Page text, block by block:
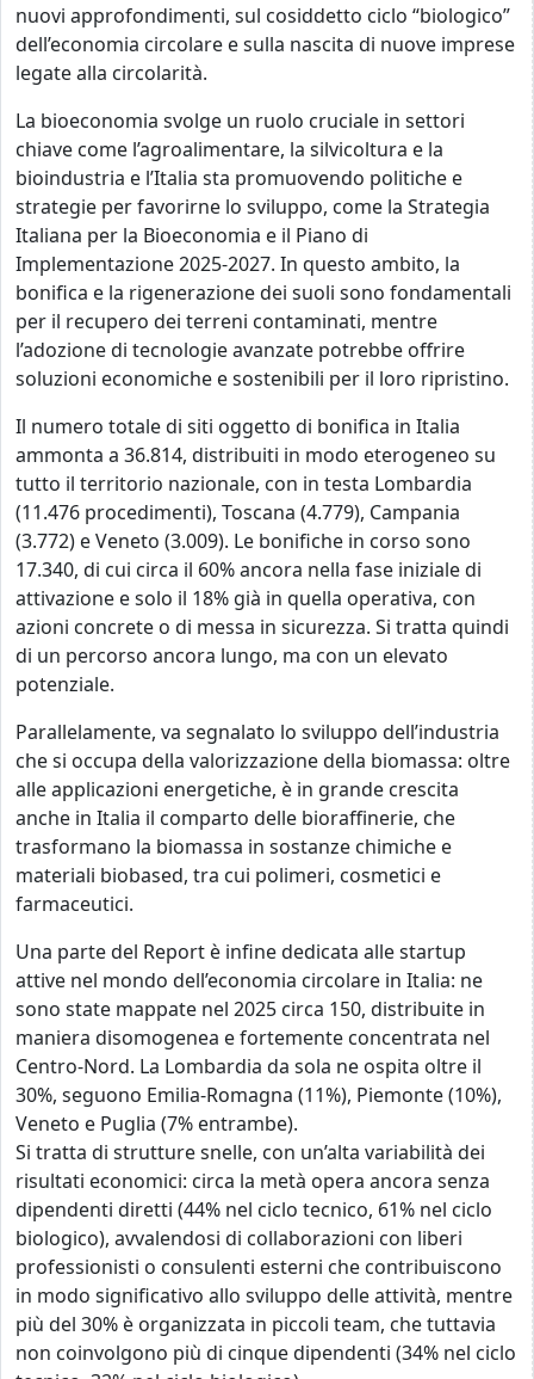
nuovi approfondimenti, sul cosiddetto ciclo “biologico”
dell’economia circolare e sulla nascita di nuove imprese
legate alla circolarità.
La bioeconomia svolge un ruolo cruciale in settori
chiave come l’agroalimentare, la silvicoltura e la
bioindustria e l’Italia sta promuovendo politiche e
strategie per favorirne lo sviluppo, come la Strategia
Italiana per la Bioeconomia e il Piano di
Implementazione 2025-2027. In questo ambito, la
bonifica e la rigenerazione dei suoli sono fondamentali
per il recupero dei terreni contaminati, mentre
l’adozione di tecnologie avanzate potrebbe offrire
soluzioni economiche e sostenibili per il loro ripristino.
Il numero totale di siti oggetto di bonifica in Italia
ammonta a 36.814, distribuiti in modo eterogeneo su
tutto il territorio nazionale, con in testa Lombardia
(11.476 procedimenti), Toscana (4.779), Campania
(3.772) e Veneto (3.009). Le bonifiche in corso sono
17.340, di cui circa il 60% ancora nella fase iniziale di
attivazione e solo il 18% già in quella operativa, con
azioni concrete o di messa in sicurezza. Si tratta quindi
di un percorso ancora lungo, ma con un elevato
potenziale.
Parallelamente, va segnalato lo sviluppo dell’industria
che si occupa della valorizzazione della biomassa: oltre
alle applicazioni energetiche, è in grande crescita
anche in Italia il comparto delle bioraffinerie, che
trasformano la biomassa in sostanze chimiche e
materiali biobased, tra cui polimeri, cosmetici e
farmaceutici.
Una parte del Report è infine dedicata alle startup
attive nel mondo dell’economia circolare in Italia: ne
sono state mappate nel 2025 circa 150, distribuite in
maniera disomogenea e fortemente concentrata nel
Centro-Nord. La Lombardia da sola ne ospita oltre il
30%, seguono Emilia-Romagna (11%), Piemonte (10%),
Veneto e Puglia (7% entrambe).
Si tratta di strutture snelle, con un’alta variabilità dei
risultati economici: circa la metà opera ancora senza
dipendenti diretti (44% nel ciclo tecnico, 61% nel ciclo
biologico), avvalendosi di collaborazioni con liberi
professionisti o consulenti esterni che contribuiscono
in modo significativo allo sviluppo delle attività, mentre
più del 30% è organizzata in piccoli team, che tuttavia
non coinvolgono più di cinque dipendenti (34% nel ciclo